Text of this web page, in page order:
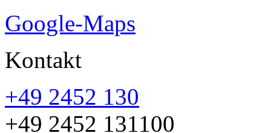
Google-Maps
Kontakt
+49 2452 130
+49 2452 131100